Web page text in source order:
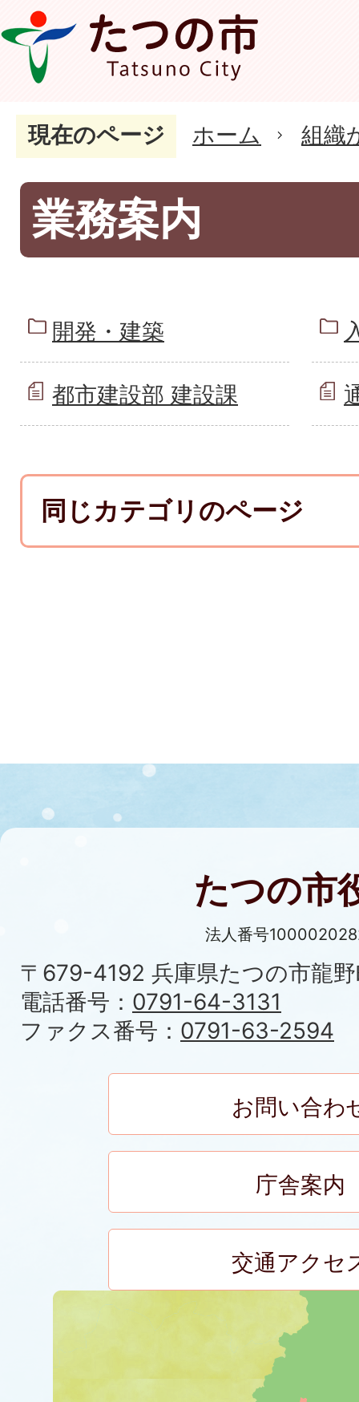
現在のページ ホーム 組織
業務案内
開発・建築
都市建設部 建設課
同じカテゴリのページ
たつの市
法人番号
〒679-4192 兵庫県たつの市龍
電話番号： 0791-64-3131
ファクス番号： 0791-63-2594
お問い合わ
庁舎案内
交通アクセ